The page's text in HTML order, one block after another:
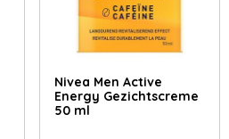
Nivea Men Active
Energy Gezichtscreme
50 ml